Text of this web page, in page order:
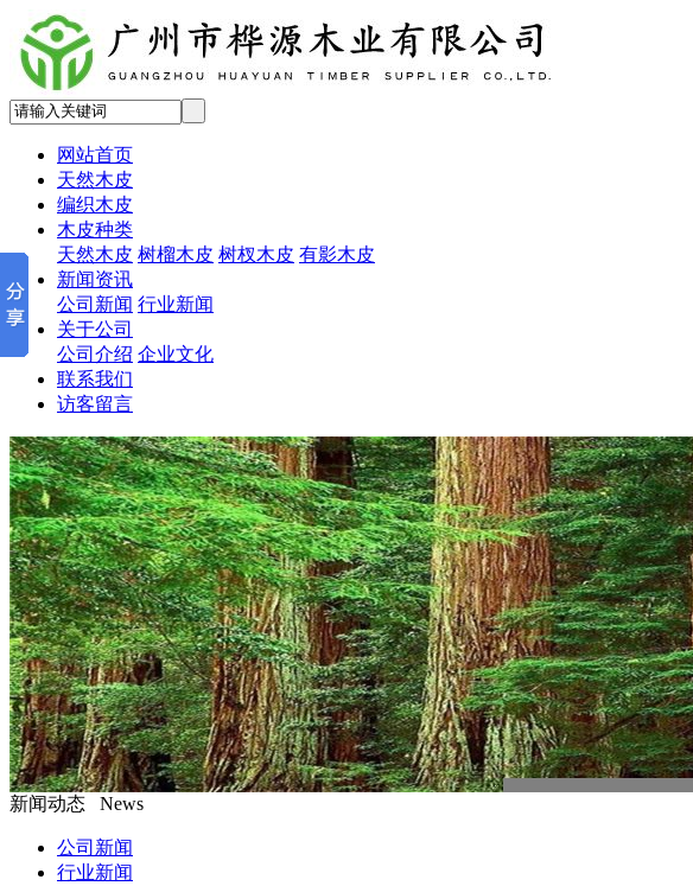
网站首页
天然木皮
编织木皮
木皮种类
天然木皮 树榴木皮 树杈木皮 有影木皮
新闻资讯
公司新闻 行业新闻
关于公司
公司介绍 企业文化
联系我们
访客留言
新闻动态 News
公司新闻
行业新闻